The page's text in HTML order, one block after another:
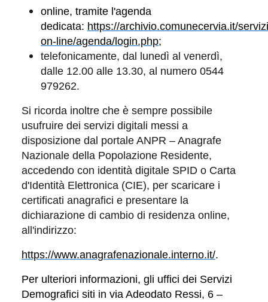
online, tramite l'agenda
dedicata: https://archivio.comunecervia.it/
on-line/agenda/login.php;
telefonicamente, dal lunedì al venerdì,
dalle 12.00 alle 13.30, al numero 0544
979262.
Si ricorda inoltre che è sempre possibile
usufruire dei servizi digitali messi a
disposizione dal portale ANPR – Anagrafe
Nazionale della Popolazione Residente,
accedendo con identità digitale SPID o Carta
d'Identità Elettronica (CIE), per scaricare i
certificati anagrafici e presentare la
dichiarazione di cambio di residenza online,
all'indirizzo:
https://www.anagrafenazionale.interno.it/.
Per ulteriori informazioni, gli uffici dei Servizi
Demografici siti in via Adeodato Ressi, 6 –